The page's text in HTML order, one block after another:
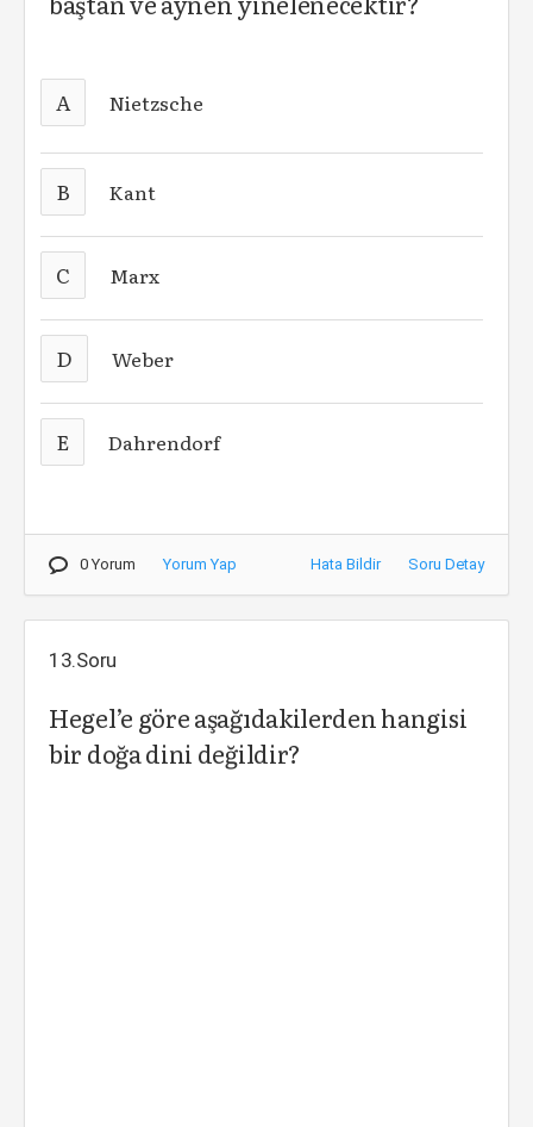
A Nietzsche
B Kant
C Marx
D Weber
E Dahrendorf
0 Yorum Yorum Yap Hata Bildir Soru Detay
13.Soru
Hegel’e göre aşağıdakilerden hangisi
bir doğa dini değildir?